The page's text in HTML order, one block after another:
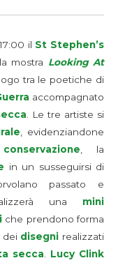
il St Stephen’s
mostra Looking At
tra le poetiche di
accompagnato
. Le tre artiste si
, evidenziandone
conservazione, la
in un susseguirsi di
passato e
una mini
che prendono forma
dei disegni realizzati
secca. Lucy Clink